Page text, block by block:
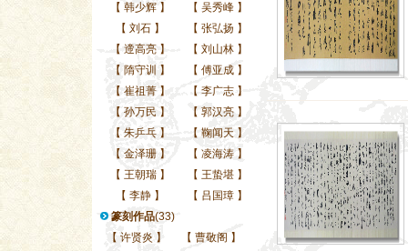
【 韩少辉】 【 吴秀峰 】
【 刘石】 【 张弘扬 】
【 遆高亮】 【 刘山林 】
【 隋守训 】 【 傅亚成 】
【 崔祖菁】 【 李广志 】
【 孙万民 】 【 郭汉亮 】
【 朱乒乓】 【 鞠闻天 】
【 金泽珊】 【 凌海涛 】
【 王朝瑞】 【 王蛰堪 】
【 李静】 【 吕国璋 】
篆刻作品(33)
【 许贤炎 】 【 曹敬阁 】